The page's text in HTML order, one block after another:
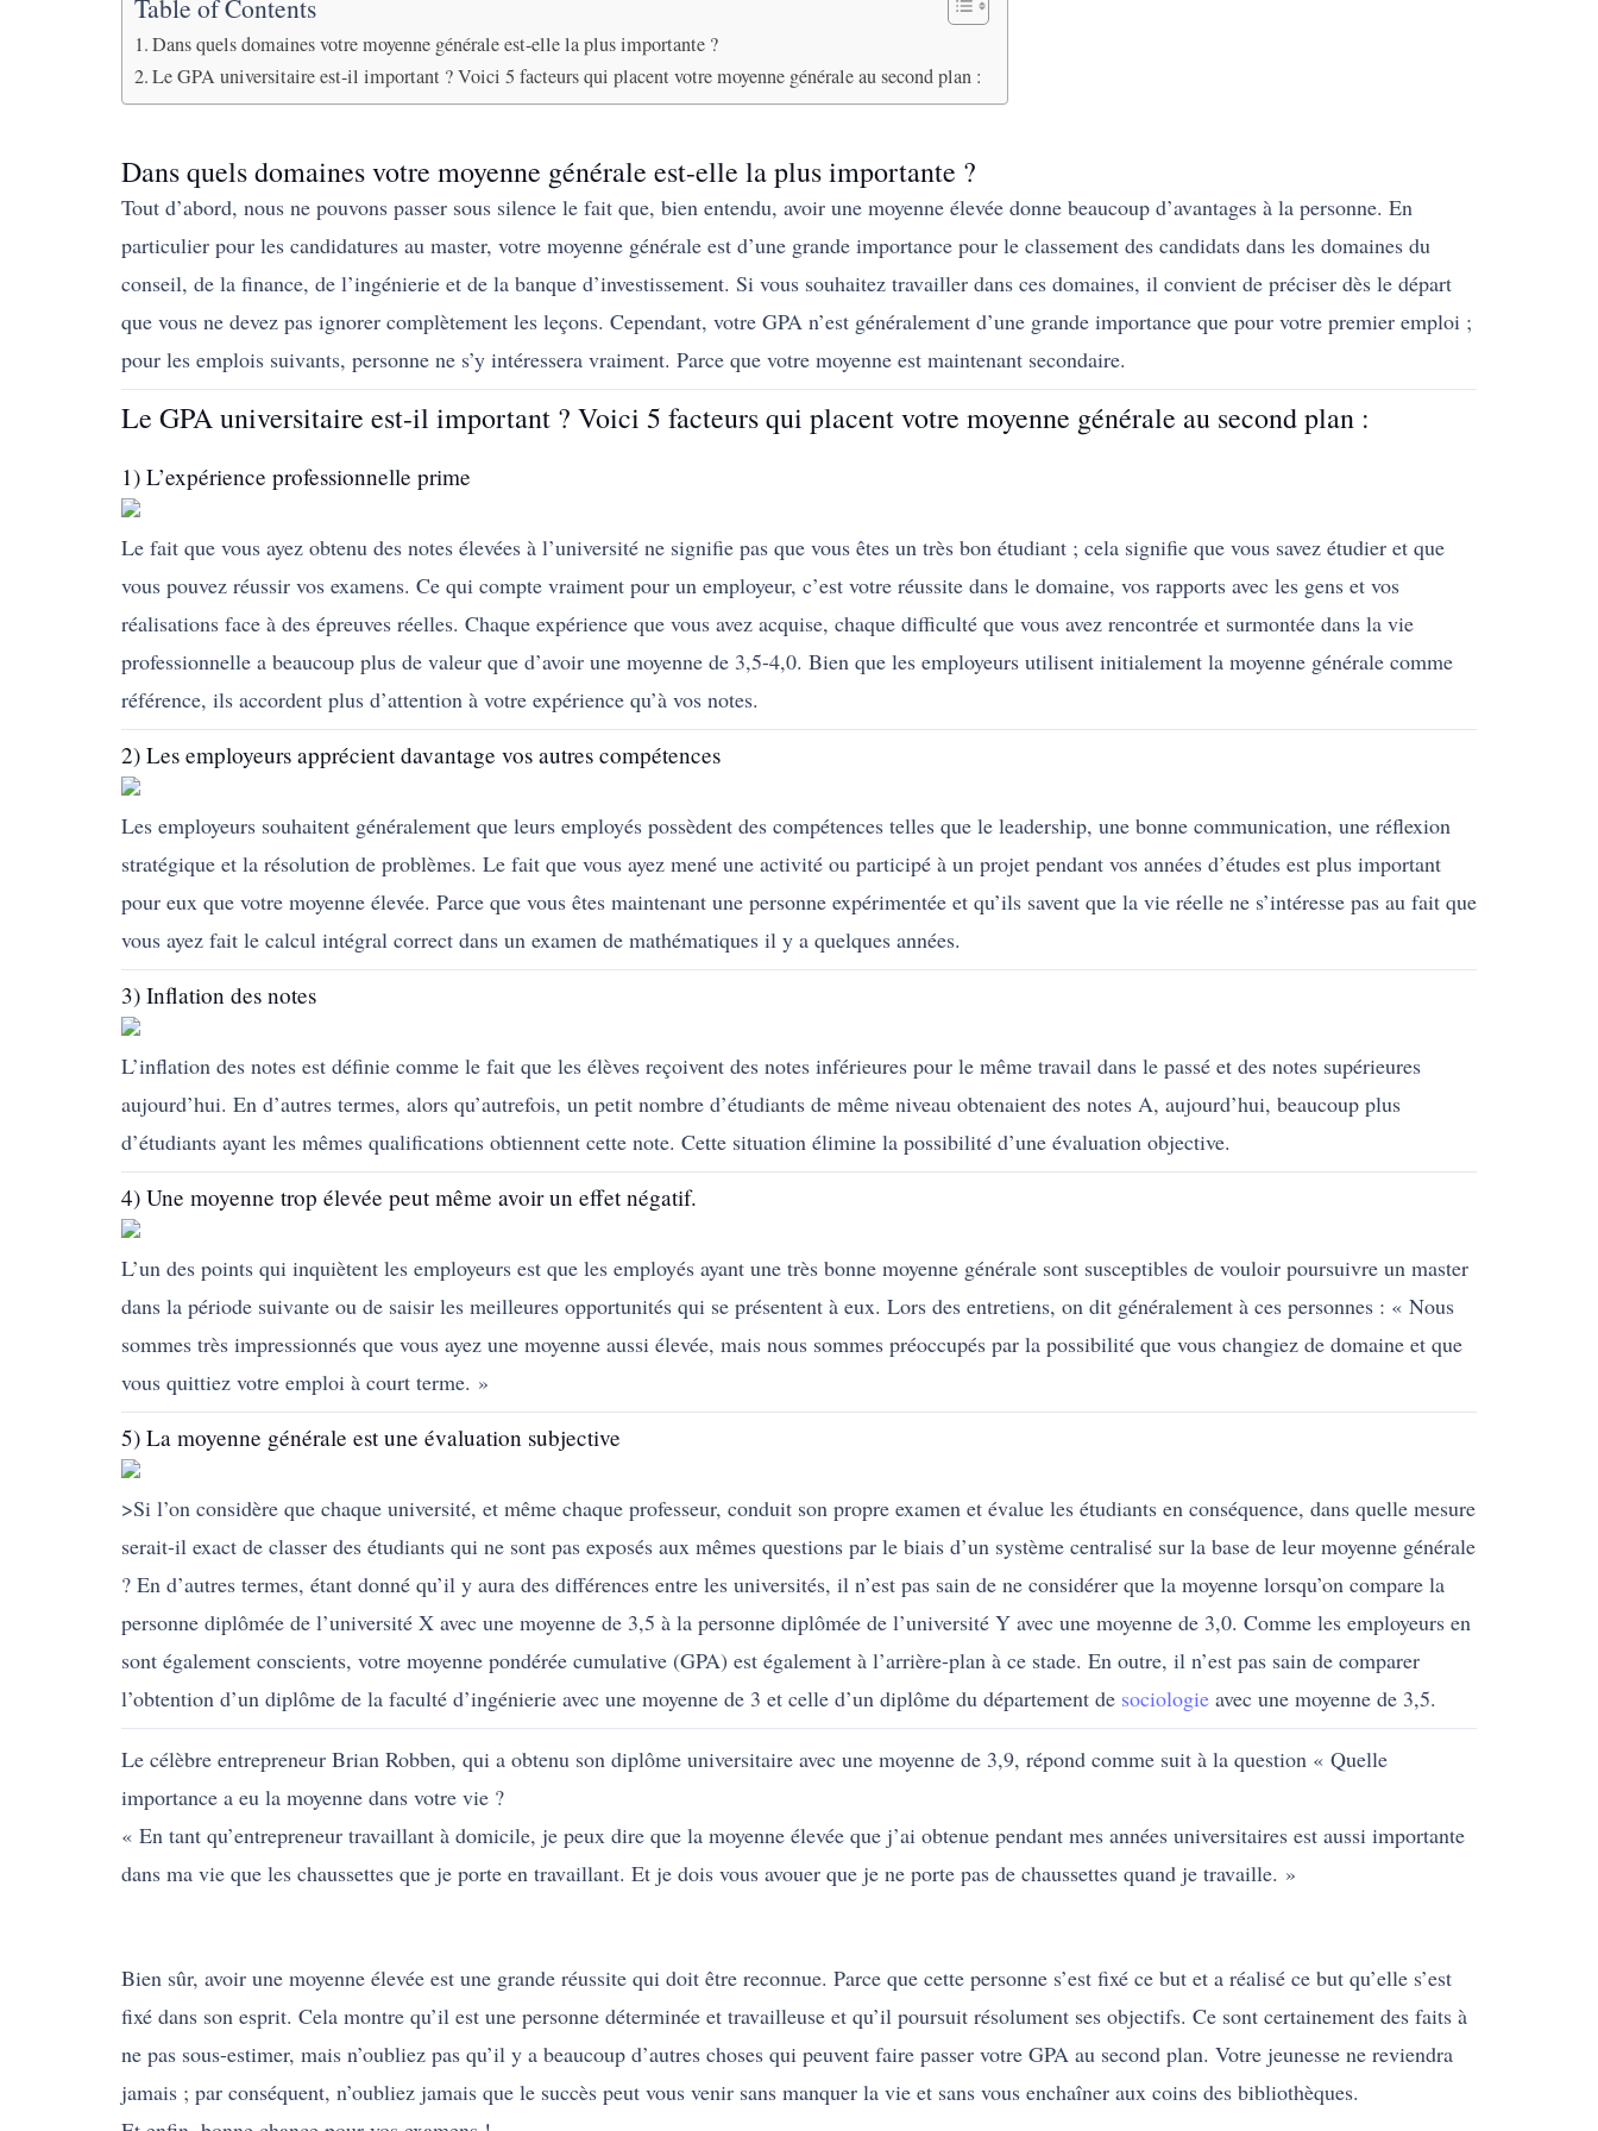
Table of Contents
Dans quels domaines votre moyenne générale est-elle la plus importante ?
Le GPA universitaire est-il important ? Voici 5 facteurs qui placent votre moyenne générale au second plan :
Dans quels domaines votre moyenne générale est-elle la plus importante ?
Tout d’abord, nous ne pouvons passer sous silence le fait que, bien entendu, avoir une moyenne élevée donne beaucoup d’avantages à la personne. En
particulier pour les candidatures au master, votre moyenne générale est d’une grande importance pour le classement des candidats dans les domaines du
conseil, de la finance, de l’ingénierie et de la banque d’investissement. Si vous souhaitez travailler dans ces domaines, il convient de préciser dès le départ
que vous ne devez pas ignorer complètement les leçons. Cependant, votre GPA n’est généralement d’une grande importance que pour votre premier emploi ;
pour les emplois suivants, personne ne s’y intéressera vraiment. Parce que votre moyenne est maintenant secondaire.
Le GPA universitaire est-il important ? Voici 5 facteurs qui placent votre moyenne générale au second plan :
1) L’expérience professionnelle prime
Le fait que vous ayez obtenu des notes élevées à l’université ne signifie pas que vous êtes un très bon étudiant ; cela signifie que vous savez étudier et que
vous pouvez réussir vos examens. Ce qui compte vraiment pour un employeur, c’est votre réussite dans le domaine, vos rapports avec les gens et vos
réalisations face à des épreuves réelles. Chaque expérience que vous avez acquise, chaque difficulté que vous avez rencontrée et surmontée dans la vie
professionnelle a beaucoup plus de valeur que d’avoir une moyenne de 3,5-4,0. Bien que les employeurs utilisent initialement la moyenne générale comme
référence, ils accordent plus d’attention à votre expérience qu’à vos notes.
2) Les employeurs apprécient davantage vos autres compétences
Les employeurs souhaitent généralement que leurs employés possèdent des compétences telles que le leadership, une bonne communication, une réflexion
stratégique et la résolution de problèmes. Le fait que vous ayez mené une activité ou participé à un projet pendant vos années d’études est plus important
pour eux que votre moyenne élevée. Parce que vous êtes maintenant une personne expérimentée et qu’ils savent que la vie réelle ne s’intéresse pas au fait que
vous ayez fait le calcul intégral correct dans un examen de mathématiques il y a quelques années.
3) Inflation des notes
L’inflation des notes est définie comme le fait que les élèves reçoivent des notes inférieures pour le même travail dans le passé et des notes supérieures
aujourd’hui. En d’autres termes, alors qu’autrefois, un petit nombre d’étudiants de même niveau obtenaient des notes A, aujourd’hui, beaucoup plus
d’étudiants ayant les mêmes qualifications obtiennent cette note. Cette situation élimine la possibilité d’une évaluation objective.
4) Une moyenne trop élevée peut même avoir un effet négatif.
L’un des points qui inquiètent les employeurs est que les employés ayant une très bonne moyenne générale sont susceptibles de vouloir poursuivre un master
dans la période suivante ou de saisir les meilleures opportunités qui se présentent à eux. Lors des entretiens, on dit généralement à ces personnes : « Nous
sommes très impressionnés que vous ayez une moyenne aussi élevée, mais nous sommes préoccupés par la possibilité que vous changiez de domaine et que
vous quittiez votre emploi à court terme. »
5) La moyenne générale est une évaluation subjective
>Si l’on considère que chaque université, et même chaque professeur, conduit son propre examen et évalue les étudiants en conséquence, dans quelle mesure
serait-il exact de classer des étudiants qui ne sont pas exposés aux mêmes questions par le biais d’un système centralisé sur la base de leur moyenne générale
? En d’autres termes, étant donné qu’il y aura des différences entre les universités, il n’est pas sain de ne considérer que la moyenne lorsqu’on compare la
personne diplômée de l’université X avec une moyenne de 3,5 à la personne diplômée de l’université Y avec une moyenne de 3,0. Comme les employeurs en
sont également conscients, votre moyenne pondérée cumulative (GPA) est également à l’arrière-plan à ce stade. En outre, il n’est pas sain de comparer
l’obtention d’un diplôme de la faculté d’ingénierie avec une moyenne de 3 et celle d’un diplôme du département de sociologie avec une moyenne de 3,5.
Le célèbre entrepreneur Brian Robben, qui a obtenu son diplôme universitaire avec une moyenne de 3,9, répond comme suit à la question « Quelle
importance a eu la moyenne dans votre vie ?
« En tant qu’entrepreneur travaillant à domicile, je peux dire que la moyenne élevée que j’ai obtenue pendant mes années universitaires est aussi importante
dans ma vie que les chaussettes que je porte en travaillant. Et je dois vous avouer que je ne porte pas de chaussettes quand je travaille. »
Bien sûr, avoir une moyenne élevée est une grande réussite qui doit être reconnue. Parce que cette personne s’est fixé ce but et a réalisé ce but qu’elle s’est
fixé dans son esprit. Cela montre qu’il est une personne déterminée et travailleuse et qu’il poursuit résolument ses objectifs. Ce sont certainement des faits à
ne pas sous-estimer, mais n’oubliez pas qu’il y a beaucoup d’autres choses qui peuvent faire passer votre GPA au second plan. Votre jeunesse ne reviendra
jamais ; par conséquent, n’oubliez jamais que le succès peut vous venir sans manquer la vie et sans vous enchaîner aux coins des bibliothèques.